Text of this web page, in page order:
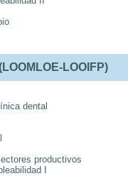
LOOIFP)
dental
productivos
I